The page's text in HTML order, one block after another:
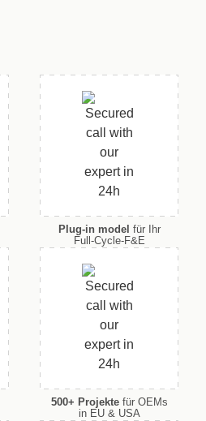
Plug-in model für Ihr
Full-Cycle-F&E
500+ Projektefür OEMs
in EU & USA